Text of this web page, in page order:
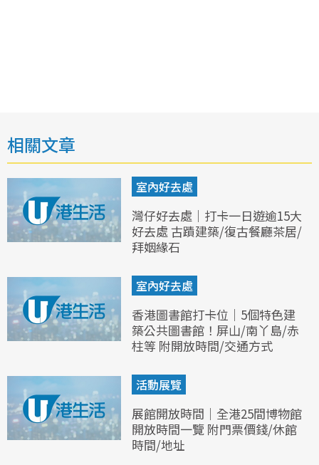
相關文章
室內好去處
灣仔好去處｜打卡一日遊逾15大
好去處 古蹟建築/復古餐廳茶居/
拜姻緣石
室內好去處
香港圖書館打卡位｜5個特色建
築公共圖書館！屏山/南丫島/赤
柱等 附開放時間/交通方式
活動展覽
展館開放時間｜全港25間博物館
開放時間一覽 附門票價錢/休館
時間/地址